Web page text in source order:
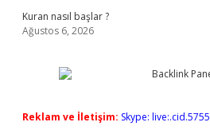
Kuran nasıl başlar ?
Ağustos 6, 2026
Reklam ve İletişim: Skype: